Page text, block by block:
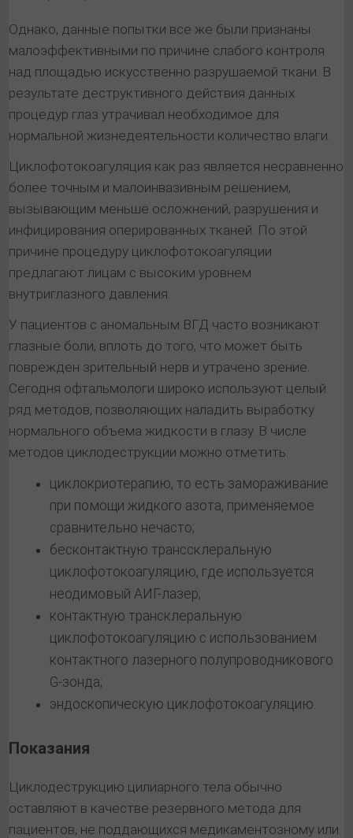
Однако, данные попытки все же были признаны
малоэффективными по причине слабого контроля
над площадью искусственно разрушаемой ткани. В
результате деструктивного действия данных
процедур глаз утрачивал необходимое для
нормальной жизнедеятельности количество влаги.
Циклофотокоагуляция как раз является несравненно
более точным и малоинвазивным решением,
вызывающим меньше осложнений, разрушения и
инфицирования оперированных тканей. По этой
причине процедуру циклофотокоагуляции
предлагают лицам с высоким уровнем
внутриглазного давления.
У пациентов с аномальным ВГД часто возникают
глазные боли, вплоть до того, что может быть
поврежден зрительный нерв и утрачено зрение.
Сегодня офтальмологи широко используют целый
ряд методов, позволяющих наладить выработку
нормального объема жидкости в глазу. В числе
методов циклодеструкции можно отметить:
циклокриотерапию, то есть замораживание
при помощи жидкого азота, применяемое
сравнительно нечасто;
бесконтактную транссклеральную
циклофотокоагуляцию, где используется
неодимовый АИГ-лазер;
контактную трансклеральную
циклофотокоагуляцию с использованием
контактного лазерного полупроводникового
G-зонда;
эндоскопическую циклофотокоагуляцию.
Показания
Циклодеструкцию цилиарного тела обычно
оставляют в качестве резервного метода для
пациентов, не поддающихся медикаментозному или